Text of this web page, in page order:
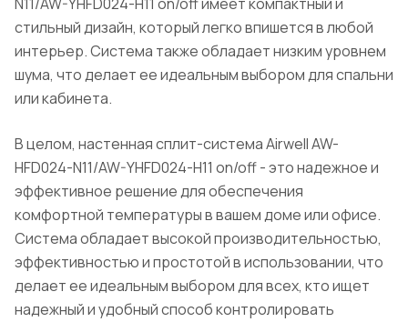
стильный дизайн, который легко впишется в любой
интерьер. Система также обладает низким уровнем
шума, что делает ее идеальным выбором для спальни
или кабинета.
В целом, настенная сплит-система Airwell AW-
HFD024-N11/AW-YHFD024-H11 on/off - это надежное и
эффективное решение для обеспечения
комфортной температуры в вашем доме или офисе.
Система обладает высокой производительностью,
эффективностью и простотой в использовании, что
делает ее идеальным выбором для всех, кто ищет
надежный и удобный способ контролировать